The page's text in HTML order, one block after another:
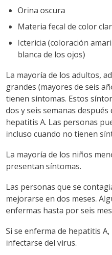
Orina oscura
Materia fecal de color
Ictericia (coloración
blanca de los ojos)
La mayoría de los adultos,
grandes (mayores de seis
tienen síntomas. Estos
dos y seis semanas
hepatitis A. Las personas
incluso cuando no tienen
La mayoría de los niños
presentan síntomas.
Las personas que se
mejorarse en dos meses.
enfermas hasta por seis
Si se enferma de hepatitis
infectarse del virus.